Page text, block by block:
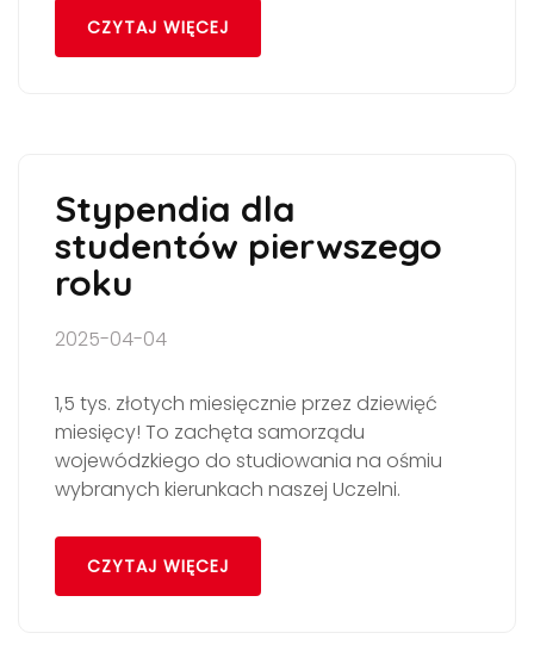
CZYTAJ WIĘCEJ
Stypendia dla
studentów pierwszego
roku
2025-04-04
1,5 tys. złotych miesięcznie przez dziewięć
miesięcy! To zachęta samorządu
wojewódzkiego do studiowania na ośmiu
wybranych kierunkach naszej Uczelni.
CZYTAJ WIĘCEJ